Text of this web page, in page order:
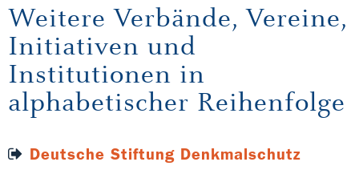
Weitere Verbände, Vereine,
Initiativen und
Institutionen in
alphabetischer Reihenfolge
Deutsche Stiftung Denkmalschutz